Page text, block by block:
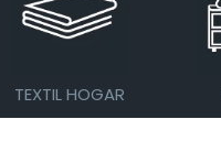
TEXTIL HOGAR